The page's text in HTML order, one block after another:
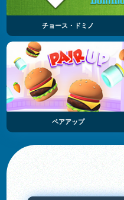
チョース・ドミノ
ペアアップ